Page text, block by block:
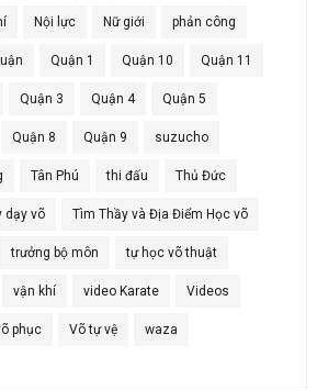
Nội lực Nữ giới phản công
Quận 1 Quận 10 Quận 11
Quận 3 Quận 4 Quận 5
Quận 8 Quận 9 suzucho
Tân Phú thi đấu Thủ Đức
dạy võ Tìm Thầy và Địa Điểm Học võ
trưởng bộ môn tự học võ thuật
vận khí video Karate Videos
phục Võ tự vệ waza